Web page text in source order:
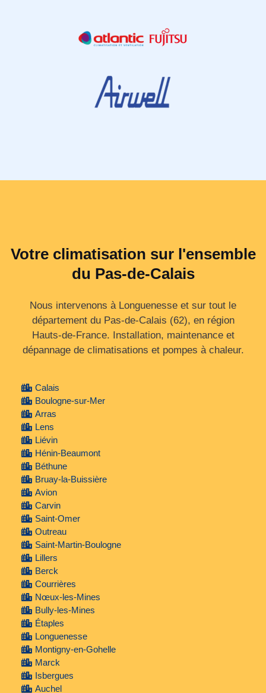
Votre climatisation sur l'ensemble
du Pas-de-Calais
Nous intervenons à Longuenesse et sur tout le
département du Pas‑de‑Calais (62), en région
Hauts‑de‑France. Installation, maintenance et
dépannage de climatisations et pompes à chaleur.
Calais
Boulogne-sur-Mer
Arras
Lens
Liévin
Hénin-Beaumont
Béthune
Bruay-la-Buissière
Avion
Carvin
Saint-Omer
Outreau
Saint-Martin-Boulogne
Lillers
Berck
Courrières
Nœux-les-Mines
Bully-les-Mines
Étaples
Longuenesse
Montigny-en-Gohelle
Marck
Isbergues
Auchel